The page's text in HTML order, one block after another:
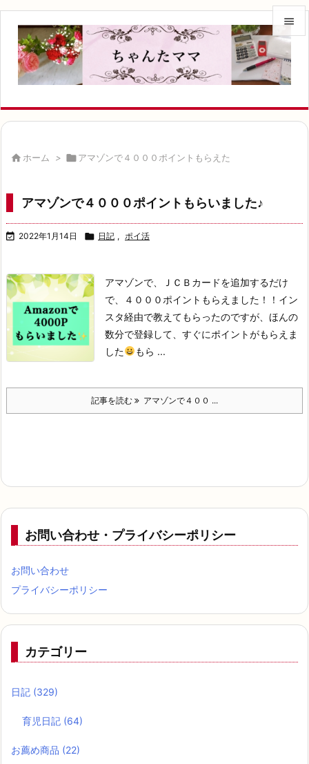


メニュ


 ホーム > アマゾンで４０００ポイントもらえた
アマゾンで４０００ポイントもらいました♪
 2022年1月14日  日記 , ポイ活
アマゾンで、ＪＣＢカードを追加するだけ
で、
４０００ポイントもらえました！！ イン
スタ経由で教えてもらったのですが、 ほんの
数分で登録して、 すぐにポイントがもらえま
した
もら ...
記事を読む アマゾンで４００ ...
お問い合わせ・プライバシーポリシー
お問い合わせ
プライバシーポリシー
カテゴリー
日記 (329)
育児日記 (64)
お薦め商品 (22)